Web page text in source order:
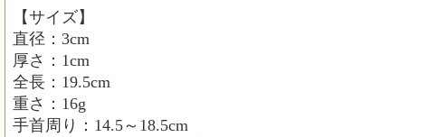
【サイズ】
直径：3cm
厚さ：1cm
全長：19.5cm
重さ：16g
手首周り：14.5～18.5cm